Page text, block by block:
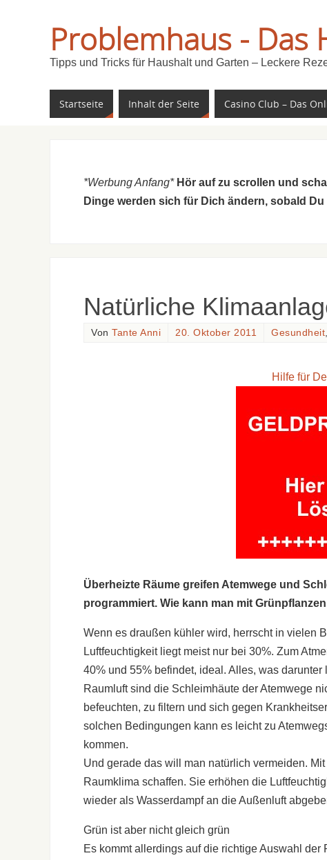
Problemhaus - Das
Tipps und Tricks für Haushalt und Garten – Leckere
Startseite Inhalt der Seite Casino Club – Das
*Werbung Anfang* Hör auf zu scrollen und
Dinge werden sich für Dich ändern, sobald
Natürliche
Von Tante Anni 20. Oktober 2011 Gesundheit,
Hilfe für
Überheizte Räume greifen Atemwege und
programmiert. Wie kann man mit
Wenn es draußen kühler wird, herrscht in vielen
Luftfeuchtigkeit liegt meist nur bei 30%. Zum
40% und 55% befindet, ideal. Alles, was
Raumluft sind die Schleimhäute der Atemwege
befeuchten, zu filtern und sich gegen
solchen Bedingungen kann es leicht zu
kommen.
Und gerade das will man natürlich vermeiden.
Raumklima schaffen. Sie erhöhen die
wieder als Wasserdampf an die Außenluft
Grün ist aber nicht gleich grün
Es kommt allerdings auf die richtige Auswahl